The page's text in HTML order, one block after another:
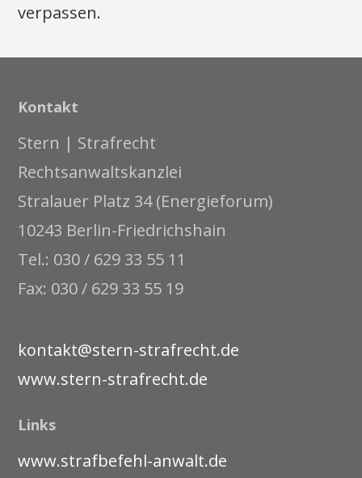
verpassen.
Kontakt
Stern | Strafrecht
Rechtsanwaltskanzlei
Stralauer Platz 34 (Energieforum)
10243 Berlin-Friedrichshain
Tel.: 030 / 629 33 55 11
Fax: 030 / 629 33 55 19
kontakt@stern-strafrecht.de
www.stern-strafrecht.de
Links
www.strafbefehl-anwalt.de